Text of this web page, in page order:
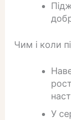
Чим і коли
У